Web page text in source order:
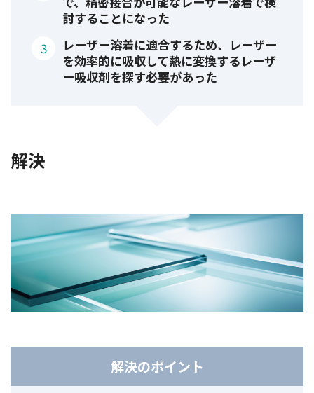
討することになった
レーザー溶着に適合するため、レーザー
を効率的に吸収して熱に変換するレーザ
ー吸収剤を探す必要があった
解決
解決のポイント